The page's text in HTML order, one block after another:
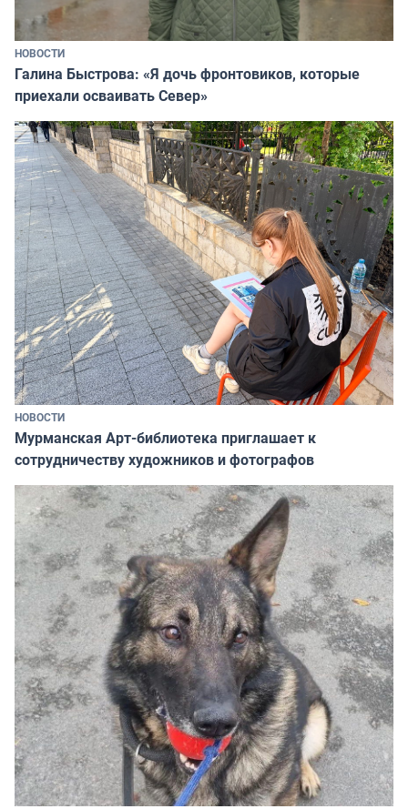
НОВОСТИ
Галина Быстрова: «Я дочь фронтовиков, которые
приехали осваивать Север»
НОВОСТИ
Мурманская Арт-библиотека приглашает к
сотрудничеству художников и фотографов